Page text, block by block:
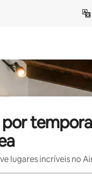
lugares incríveis no